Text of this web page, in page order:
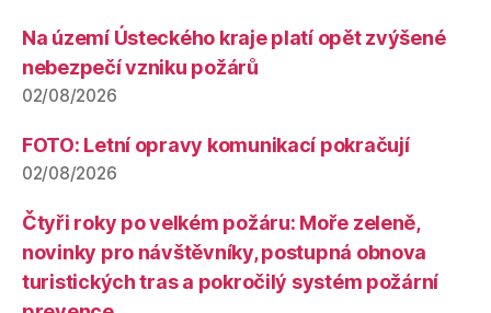
Na území Ústeckého kraje platí opět zvýšené
nebezpečí vzniku požárů
02/08/2026
FOTO: Letní opravy komunikací pokračují
02/08/2026
Čtyři roky po velkém požáru: Moře zeleně,
novinky pro návštěvníky, postupná obnova
turistických tras a pokročilý systém požární